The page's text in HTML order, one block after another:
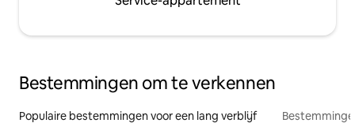
Bestemmingen om te verkennen
Populaire bestemmingen voor een lang verblijf